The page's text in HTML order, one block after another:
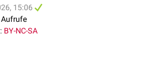
dasCholesterin
15:06
BY-NC-SA